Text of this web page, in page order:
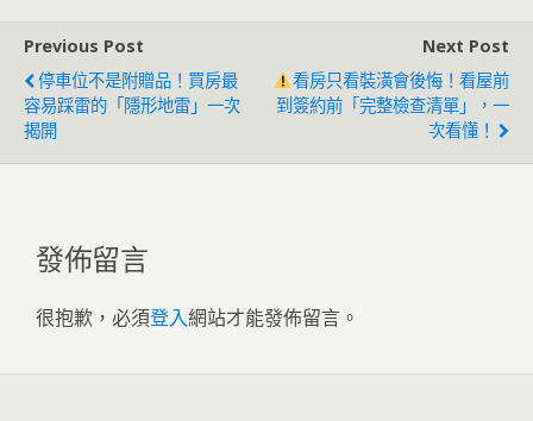
Previous Post
停車位不是附贈品！買房最
容易踩雷的「隱形地雷」一次
揭開
Next Post
看房只看裝潢會後悔！看屋前
到簽約前「完整檢查清單」，一
次看懂！
發佈留言
很抱歉，必須登入網站才能發佈留言。